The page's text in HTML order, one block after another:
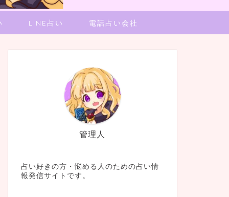
LINE占い 電話占い会社
管理人
占い好きの方・悩める人のための占い情
報発信サイトです。